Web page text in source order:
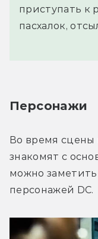
приступать к
пасхалок,
Персонажи
Во время сцены
знакомят с
можно
персонажей DC.